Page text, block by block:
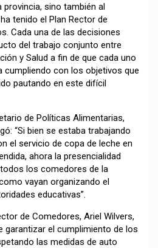
sino también al
tenido el Plan Rector de
Cada una de las decisiones
del trabajo conjunto entre
y Salud a fin de que cada uno
con los objetivos que
pautando en este difícil
de Políticas Alimentarias,
“Si bien se estaba trabajando
el servicio de copa de leche en
ahora la presencialidad
los comedores de la
vayan organizando el
educativas”.
de Comedores, Ariel Wilvers,
garantizar el cumplimiento de los
las medidas de auto